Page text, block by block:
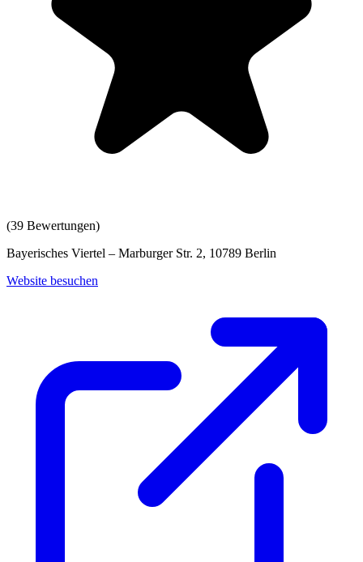
(39 Bewertungen)
Bayerisches Viertel – Marburger Str. 2, 10789 Berlin
Website besuchen